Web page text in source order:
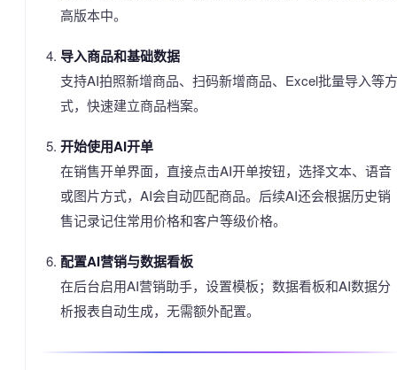
高版本中。
导入商品和基础数据
支持AI拍照新增商品、扫码新增商品、Excel批量导入等方
式，快速建立商品档案。
开始使用AI开单
在销售开单界面，直接点击AI开单按钮，选择文本、语音
或图片方式，AI会自动匹配商品。后续AI还会根据历史销
售记录记住常用价格和客户等级价格。
配置AI营销与数据看板
在后台启用AI营销助手，设置模板；数据看板和AI数据分
析报表自动生成，无需额外配置。